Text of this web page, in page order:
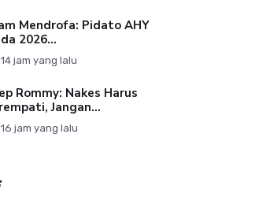
Mendrofa: Pidato AHY
2026...
14 jam yang lalu
Rommy: Nakes Harus
Jangan...
16 jam yang lalu